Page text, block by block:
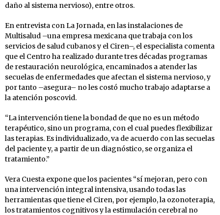
daño al sistema nervioso), entre otros.
En entrevista con La Jornada, en las instalaciones de
Multisalud –una empresa mexicana que trabaja con los
servicios de salud cubanos y el Ciren–, el especialista comenta
que el Centro ha realizado durante tres décadas programas
de restauración neurológica, encaminados a atender las
secuelas de enfermedades que afectan el sistema nervioso, y
por tanto –asegura– no les costó mucho trabajo adaptarse a
la atención poscovid.
“La intervención tiene la bondad de que no es un método
terapéutico, sino un programa, con el cual puedes flexibilizar
las terapias. Es individualizado, va de acuerdo con las secuelas
del paciente y, a partir de un diagnóstico, se organiza el
tratamiento.”
Vera Cuesta expone que los pacientes “sí mejoran, pero con
una intervención integral intensiva, usando todas las
herramientas que tiene el Ciren, por ejemplo, la ozonoterapia,
los tratamientos cognitivos y la estimulación cerebral no